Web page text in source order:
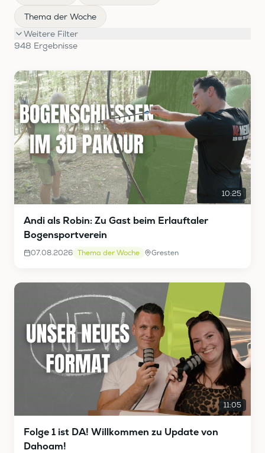
Thema der Woche
Weitere Filter
948 Ergebnisse
10:25
Andi als Robin: Zu Gast beim Erlauftaler
Bogensportverein
07.08.2026 Thema der Woche Gresten
11:05
Folge 1 ist DA! Willkommen zu Update von
Dahoam!